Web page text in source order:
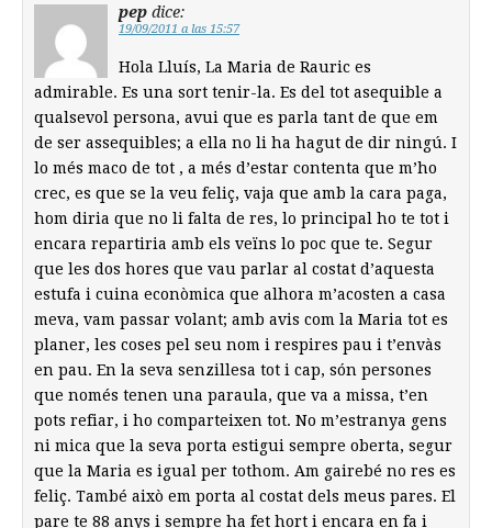
pep dice:
19/09/2011 a las 15:57
Hola Lluís, La Maria de Rauric es
admirable. Es una sort tenir-la. Es del tot asequible a
qualsevol persona, avui que es parla tant de que em
de ser assequibles; a ella no li ha hagut de dir ningú. I
lo més maco de tot , a més d’estar contenta que m’ho
crec, es que se la veu feliç, vaja que amb la cara paga,
hom diria que no li falta de res, lo principal ho te tot i
encara repartiria amb els veïns lo poc que te. Segur
que les dos hores que vau parlar al costat d’aquesta
estufa i cuina econòmica que alhora m’acosten a casa
meva, vam passar volant; amb avis com la Maria tot es
planer, les coses pel seu nom i respires pau i t’envàs
en pau. En la seva senzillesa tot i cap, són persones
que només tenen una paraula, que va a missa, t’en
pots refiar, i ho comparteixen tot. No m’estranya gens
ni mica que la seva porta estigui sempre oberta, segur
que la Maria es igual per tothom. Am gairebé no res es
feliç. També això em porta al costat dels meus pares. El
pare te 88 anys i sempre ha fet hort i encara en fa i